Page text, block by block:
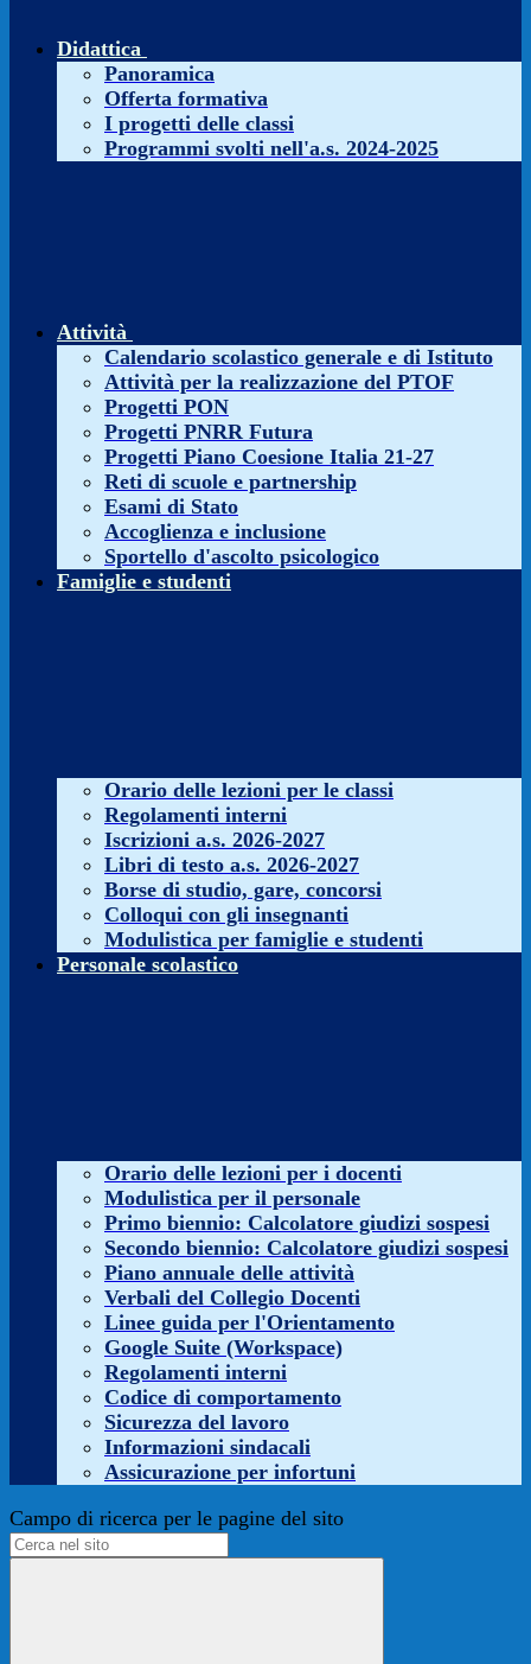
Didattica
Panoramica
Offerta formativa
I progetti delle classi
Programmi svolti nell'a.s. 2024-2025
Attività
Calendario scolastico generale e di Istituto
Attività per la realizzazione del PTOF
Progetti PON
Progetti PNRR Futura
Progetti Piano Coesione Italia 21-27
Reti di scuole e partnership
Esami di Stato
Accoglienza e inclusione
Sportello d'ascolto psicologico
Famiglie e studenti
Orario delle lezioni per le classi
Regolamenti interni
Iscrizioni a.s. 2026-2027
Libri di testo a.s. 2026-2027
Borse di studio, gare, concorsi
Colloqui con gli insegnanti
Modulistica per famiglie e studenti
Personale scolastico
Orario delle lezioni per i docenti
Modulistica per il personale
Primo biennio: Calcolatore giudizi sospesi
Secondo biennio: Calcolatore giudizi sospesi
Piano annuale delle attività
Verbali del Collegio Docenti
Linee guida per l'Orientamento
Google Suite (Workspace)
Regolamenti interni
Codice di comportamento
Sicurezza del lavoro
Informazioni sindacali
Assicurazione per infortuni
Campo di ricerca per le pagine del sito